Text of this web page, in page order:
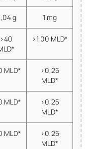
g 1 mg
>40
>1,00 MLD*
MLD*
>0,25
MLD*
MLD*
>0,25
MLD*
MLD*
>0,25
MLD*